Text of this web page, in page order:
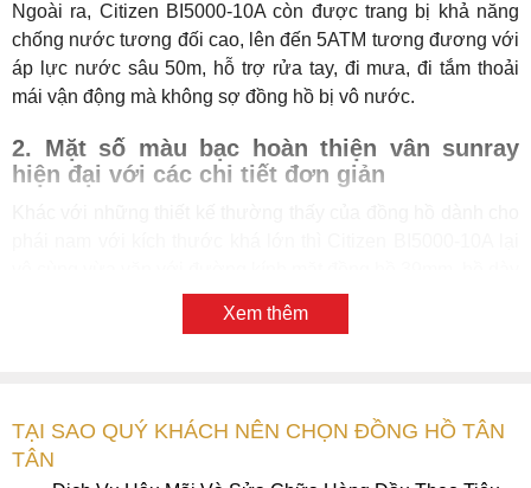
Ngoài ra, Citizen BI5000-10A còn được trang bị khả năng
chống nước tương đối cao, lên đến 5ATM tương đương với
áp lực nước sâu 50m, hỗ trợ rửa tay, đi mưa, đi tắm thoải
mái vận động mà không sợ đồng hồ bị vô nước.
2. Mặt số màu bạc hoàn thiện vân sunray
hiện đại với các chi tiết đơn giản
8mm, cực kỳ phù hợp cho mọi chàng trai đa dạng mọi lứa
Xem thêm
TẠI SAO QUÝ KHÁCH NÊN CHỌN ĐỒNG HỒ TÂN
TÂN